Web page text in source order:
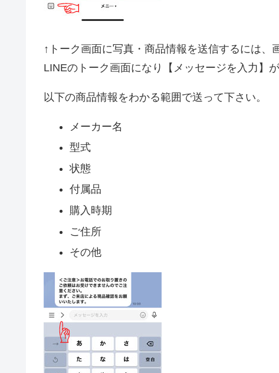
↑トーク画面に写真・商品情報を送信するには
LINEのトーク画面になり【メッセージを入力】
以下の商品情報をわかる範囲で送って下さい。
メーカー名
型式
状態
付属品
購入時期
ご住所
その他